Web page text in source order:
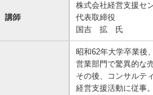
講師
株式会社経営支援セ
代表取締役
国吉 拡 氏
昭和62年大学卒業後
営業部門で驚異的な
その後、コンサルテ
経営支援活動に従事